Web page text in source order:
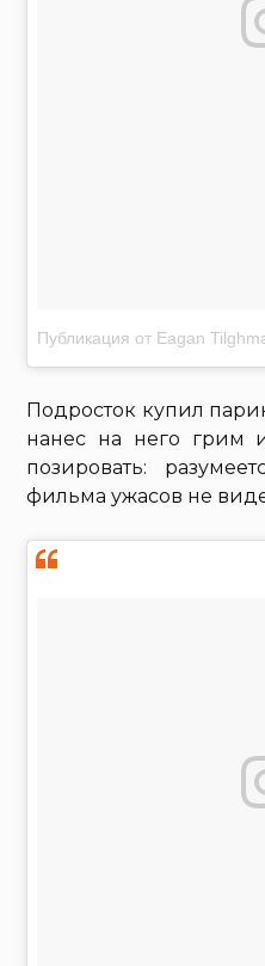
Публикация от Eagan
Подросток купил
нанес на него грим
позировать:
фильма ужасов не